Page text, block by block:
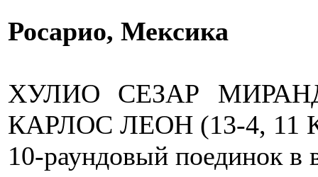
Росарио, Мексика
ХУЛИО СЕЗАР
КАРЛОС ЛЕОН (13-4, 11
10-раундовый поединок в